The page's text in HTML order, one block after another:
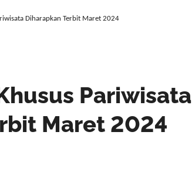
Diharapkan Terbit Maret 2024
Pariwisata
Maret 2024